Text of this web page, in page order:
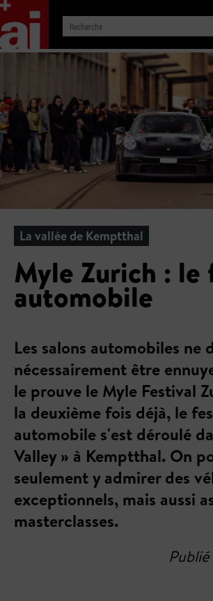
La vallée de Kemptthal
Myle Zurich : le
automobile
Les salons automobiles ne
nécessairement être
le prouve le Myle Festival
la deuxième fois déjà, le
automobile s'est déroulé
Valley » à Kemptthal. On
seulement y admirer des
exceptionnels, mais aussi
masterclasses.